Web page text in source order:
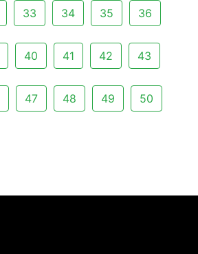
33 34 35 36
40 41 42 43
47 48 49 50